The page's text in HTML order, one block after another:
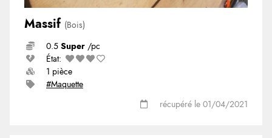
Massif (Bois)
0.5 Super /pc
État:
1 pièce
#Maquette
récupéré le 01/04/2021